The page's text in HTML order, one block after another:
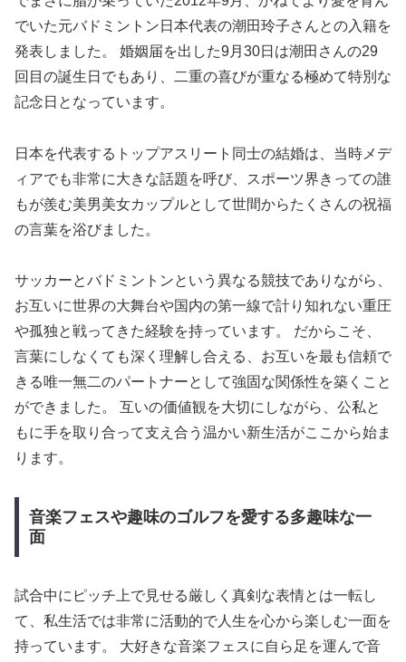
でいた元バドミントン日本代表の潮田玲子さんとの入籍を
発表しました。 婚姻届を出した9月30日は潮田さんの29
回目の誕生日でもあり、二重の喜びが重なる極めて特別な
記念日となっています。
日本を代表するトップアスリート同士の結婚は、当時メデ
ィアでも非常に大きな話題を呼び、スポーツ界きっての誰
もが羨む美男美女カップルとして世間からたくさんの祝福
の言葉を浴びました。
サッカーとバドミントンという異なる競技でありながら、
お互いに世界の大舞台や国内の第一線で計り知れない重圧
や孤独と戦ってきた経験を持っています。 だからこそ、
言葉にしなくても深く理解し合える、お互いを最も信頼で
きる唯一無二のパートナーとして強固な関係性を築くこと
ができました。 互いの価値観を大切にしながら、公私と
もに手を取り合って支え合う温かい新生活がここから始ま
ります。
音楽フェスや趣味のゴルフを愛する多趣味な一
面
試合中にピッチ上で見せる厳しく真剣な表情とは一転し
て、私生活では非常に活動的で人生を心から楽しむ一面を
持っています。 大好きな音楽フェスに自ら足を運んで音